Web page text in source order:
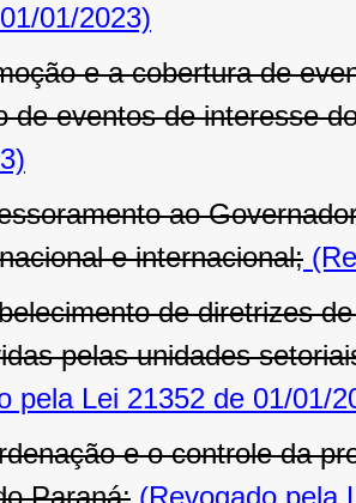
01/2023)
e a cobertura de
de eventos de interesse
ao
e internacional;
de diretrizes
pelas unidades
pela Lei 21352 de 01/01/
e o controle da